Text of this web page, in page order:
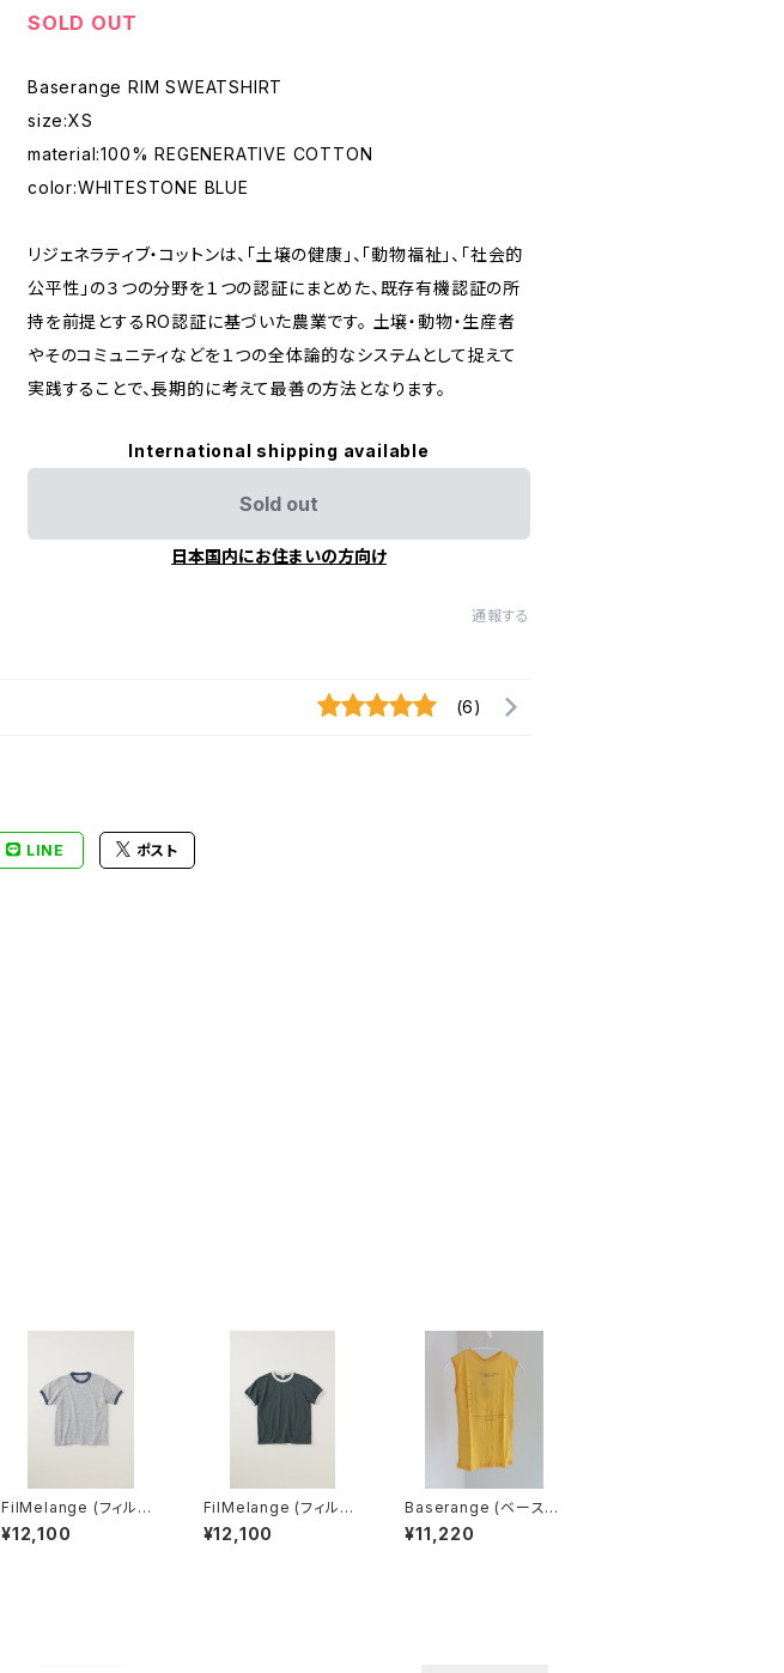
SOLD OUT
Baserange RIM SWEATSHIRT
size:XS
material:100% REGENERATIVE COTTON
color:WHITESTONE BLUE
リジェネラティブ・コットンは、「土壌の健康」、「動物福祉」、「社会的
公平性」の３つの分野を１つの認証にまとめた、既存有機認証の所
持を前提とするRO認証に基づいた農業です。 土壌・動物・生産者
やそのコミュニティなどを１つの全体論的なシステムとして捉えて
実践することで、長期的に考えて最善の方法となります。
International shipping available
Sold out
日本国内にお住まいの方向け
通報する
(6)
LINE ポスト
FilMelange (フィルメ
ランジェ) EMMA / エマ
VINTAGE TENJIKU
¥12,100
FilMelange (フィルメ
ランジェ) EMMA / エマ
VINTAGE TENJIKU
¥12,100
Baserange (ベースレ
ンジ) UNSEEN TANK
(MORUS BEIGE)
¥11,220